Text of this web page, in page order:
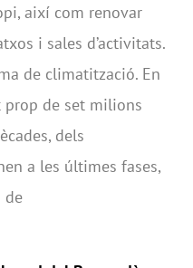
així com renovar
i sales d’activitats.
de climatització. En
de set milions
dels
a les últimes fases,
de